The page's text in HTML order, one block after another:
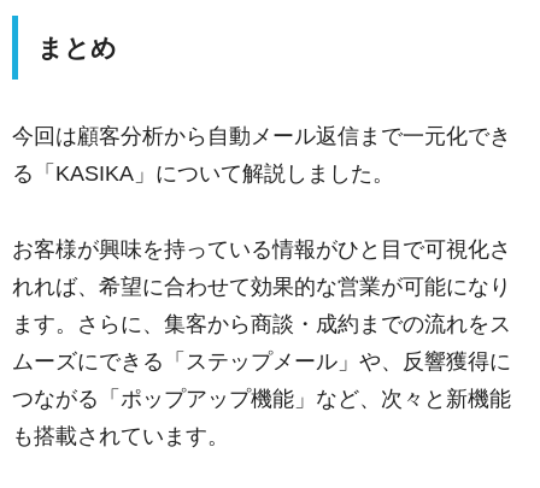
まとめ
今回は顧客分析から自動メール返信まで一元化でき
る「KASIKA」について解説しました。
お客様が興味を持っている情報がひと目で可視化さ
れれば、希望に合わせて効果的な営業が可能になり
ます。さらに、集客から商談・成約までの流れをス
ムーズにできる「ステップメール」や、反響獲得に
つながる「ポップアップ機能」など、次々と新機能
も搭載されています。